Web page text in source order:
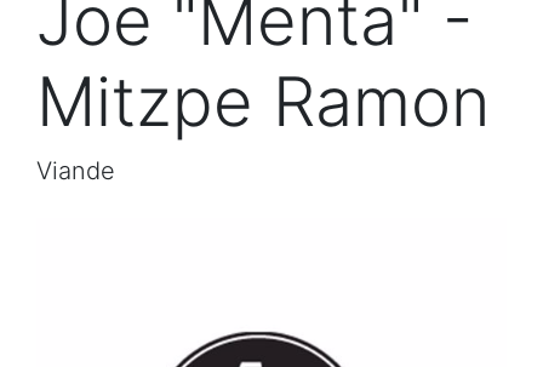
Joe "Menta" -
Mitzpe Ramon
Viande